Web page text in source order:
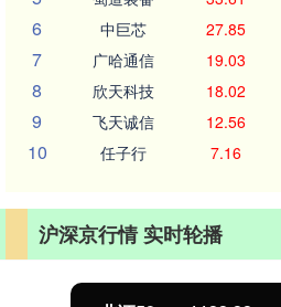
6 中巨芯 27.85
7 广哈通信 19.03
8 欣天科技 18.02
9 飞天诚信 12.56
10 任子行 7.16
沪深京行情 实时轮播